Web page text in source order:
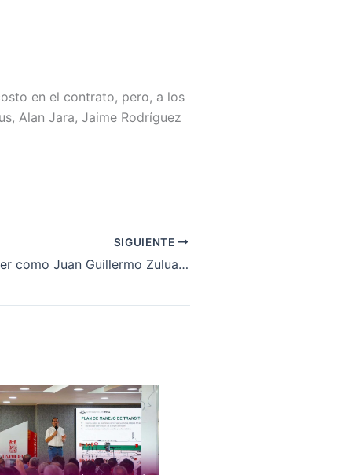
en el contrato, pero, a los
Alan Jara, Jaime Rodríguez
SIGUIENTE
Harman quiere ser como Juan Guillermo Zuluaga